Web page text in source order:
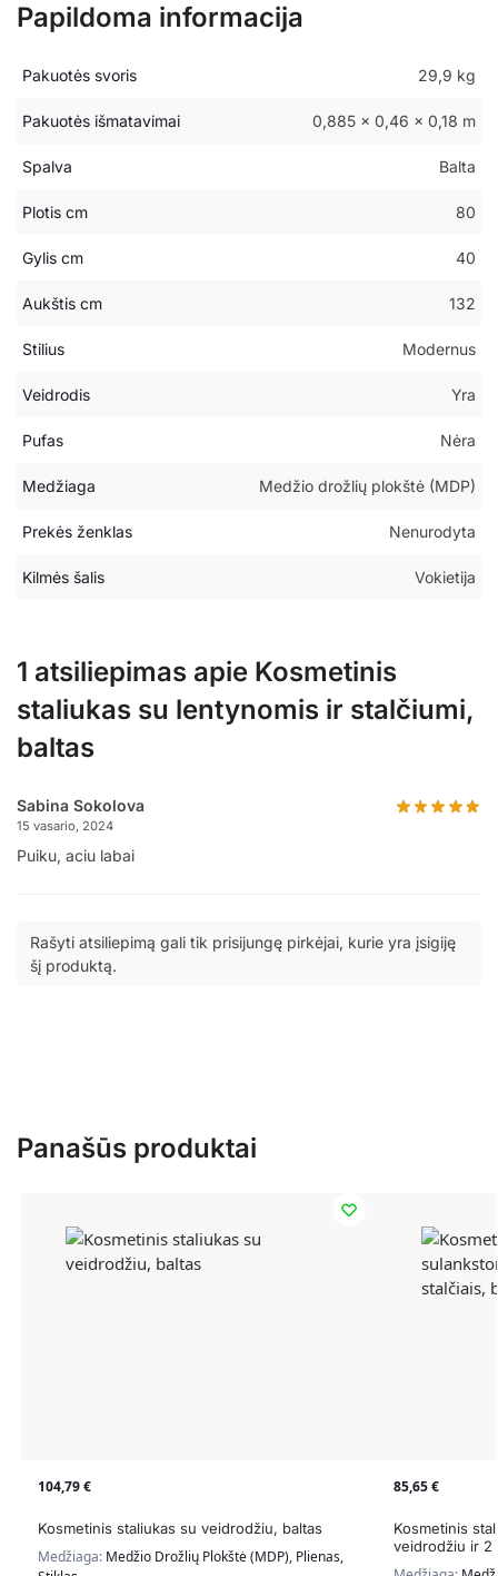
Papildoma informacija
Pakuotės svoris 29,9 kg
Pakuotės išmatavimai 0,885 × 0,46 × 0,18 m
Spalva Balta
Plotis cm 80
Gylis cm 40
Aukštis cm 132
Stilius Modernus
Veidrodis Yra
Pufas Nėra
Medžiaga Medžio drožlių plokštė (MDP)
Prekės ženklas Nenurodyta
Kilmės šalis Vokietija
1 atsiliepimas apie Kosmetinis
staliukas su lentynomis ir stalčiumi,
baltas
Sabina Sokolova
15 vasario, 2024
Puiku, aciu labai
Rašyti atsiliepimą gali tik prisijungę pirkėjai, kurie yra įsigiję
šį produktą.
Panašūs produktai
104,79€
Kosmetinis staliukas su veidrodžiu, baltas
Medžiaga: Medžio Drožlių Plokštė (MDP), Plienas,
85,65€
Kosmetinis
veidrodžiu ir 2